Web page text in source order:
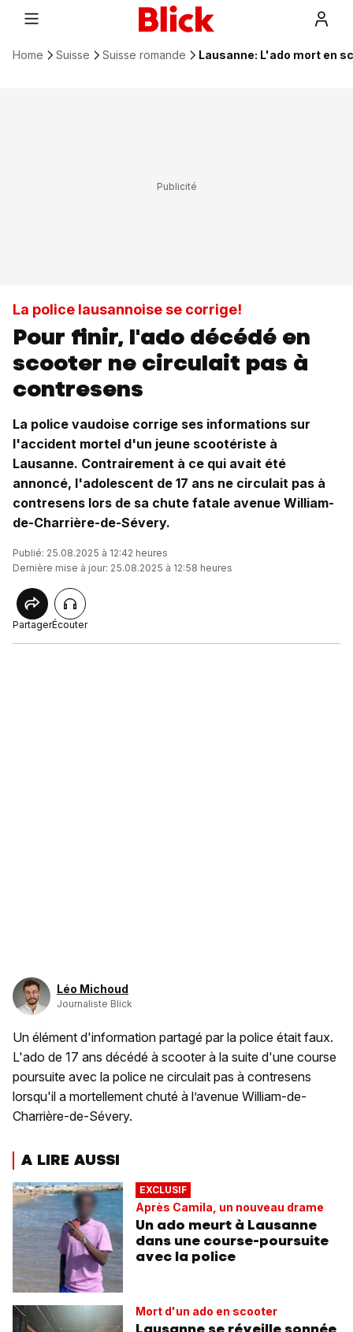
Home Suisse Suisse romande Lausanne: L'ado mort en
La police lausannoise se corrige!
Pour finir, l'ado décédé en
scooter ne circulait pas à
contresens
La police vaudoise corrige ses informations sur
l'accident mortel d'un jeune scootériste à
Lausanne. Contrairement à ce qui avait été
annoncé, l'adolescent de 17 ans ne circulait pas à
contresens lors de sa chute fatale avenue William-
de-Charrière-de-Sévery.
Publié: 25.08.2025 à 12:42 heures
Dernière mise à jour: 25.08.2025 à 12:58 heures
PartagerÉcouter
Léo Michoud
Journaliste Blick
Un élément d'information partagé par la police était faux.
L'ado de 17 ans décédé à scooter à la suite d'une course
poursuite avec la police ne circulait pas à contresens
lorsqu'il a mortellement chuté à l’avenue William-de-
Charrière-de-Sévery.
A LIRE AUSSI
EXCLUSIF
Après Camila, un nouveau drame
Un ado meurt à Lausanne
dans une course-poursuite
avec la police
Mort d'un ado en scooter